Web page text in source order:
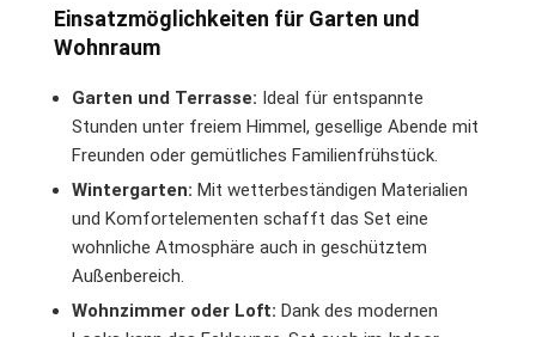
Einsatzmöglichkeiten für Garten und
Wohnraum
Garten und Terrasse: Ideal für entspannte
Stunden unter freiem Himmel, gesellige Abende mit
Freunden oder gemütliches Familienfrühstück.
Wintergarten: Mit wetterbeständigen Materialien
und Komfortelementen schafft das Set eine
wohnliche Atmosphäre auch in geschütztem
Außenbereich.
Wohnzimmer oder Loft: Dank des modernen